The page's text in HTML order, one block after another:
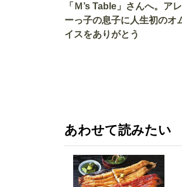
「Ｍ’s Table」さんへ。アレルギ
ーっ子の息子に人生初のオ
イスをありがとう
あわせて読みたい